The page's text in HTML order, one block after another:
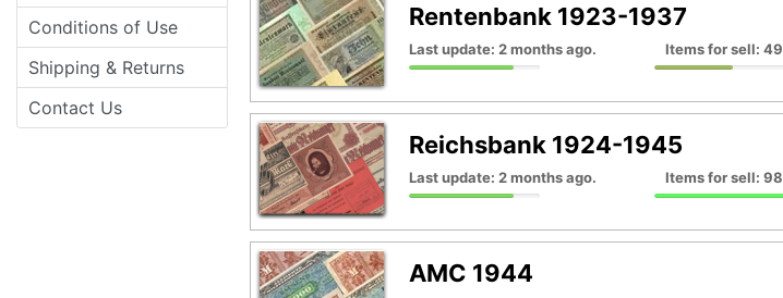
Conditions of Use
Shipping & Returns
Contact Us
Rentenbank 1923-1937
Last update: 2 months ago. Items for sell: 49
Reichsbank 1924-1945
Last update: 2 months ago. Items for sell: 98
AMC 1944